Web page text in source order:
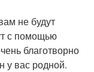
не будут
с помощью
благотворно
у вас родной.